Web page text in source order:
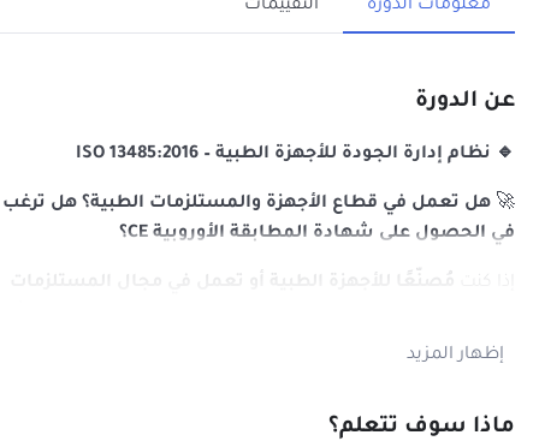
معلومات الدورة التقييمات
عن الدورة
🔹 نظام إدارة الجودة للأجهزة الطبية – ISO 13485:2016
🚀هل تعمل في قطاع الأجهزة والمستلزمات الطبية؟ هل ترغب
في الحصول على شهادة المطابقة الأوروبية CE؟
التنظيمي وضبط الجودة في مؤسستك.
المطابقة الأوروبية CE، كما يساهم في تحسين جودة المنتجات
إظهار المزيد
ماذا سوف تتعلم؟